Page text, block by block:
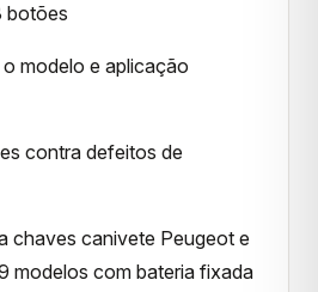
botões
modelo e aplicação
contra defeitos de
chaves canivete Peugeot e
modelos com bateria fixada